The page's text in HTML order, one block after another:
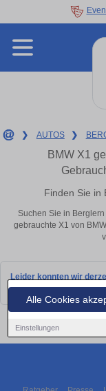
Alle Cookies
Einstellungen
❯ AUTOS ❯
BMW X1
Finden Sie in
Suchen Sie in
gebrauchte X1 von
Leider konnten wir
bald wieder vorbei!